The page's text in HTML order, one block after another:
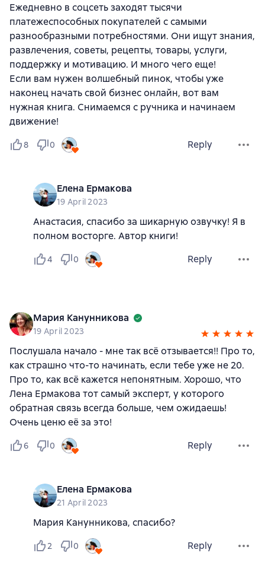
Ежедневно в соцсеть заходят тысячи
платежеспособных покупателей с самыми
разнообразными потребностями. Они ищут знания,
развлечения, советы, рецепты, товары, услуги,
поддержку и мотивацию. И много чего еще!
Если вам нужен волшебный пинок, чтобы уже
наконец начать свой бизнес онлайн, вот вам
нужная книга. Снимаемся с ручника и начинаем
движение!
8 0 Reply
Елена Ермакова
19 April 2023
Анастасия, спасибо за шикарную озвучку! Я в
полном восторге. Автор книги!
4 0 Reply
Мария Канунникова
19 April 2023
Послушала начало - мне так всё отзывается!! Про то,
как страшно что-то начинать, если тебе уже не 20.
Про то, как всё кажется непонятным. Хорошо, что
Лена Ермакова тот самый эксперт, у которого
обратная связь всегда больше, чем ожидаешь!
Очень ценю её за это!
6 0 Reply
Елена Ермакова
21 April 2023
Мария Канунникова, спасибо?
2 0 Reply